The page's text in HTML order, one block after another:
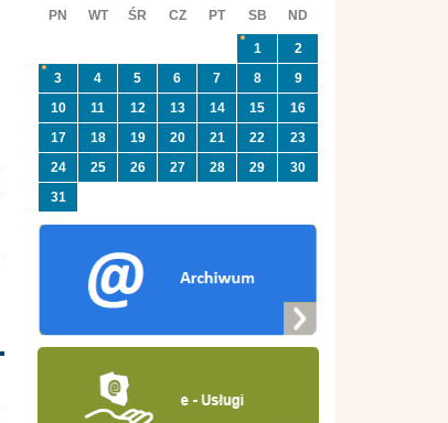
PN WT ŚR CZ PT SB ND
1
2
3
4 5 6 7 8
9
10
11 12 13 14 15
16
17
18 19 20 21 22
23
24
25 26 27 28 29
30
31